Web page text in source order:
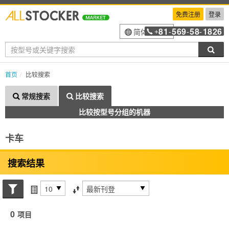
免费注册 登录
简体中文
+81 -569-58-1826
首页 比较搜索
常规搜索
比较搜索
比较按型号分组的机器
卡车
搜索结果
搜索状态每页项目 排序方式
0 项目